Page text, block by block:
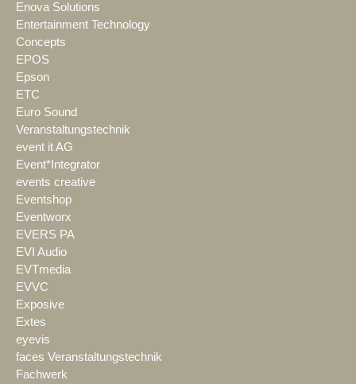
Enova Solutions
Entertainment Technology
Concepts
EPOS
Epson
ETC
Euro Sound
Veranstaltungstechnik
event it AG
Event*Integrator
events creative
Eventshop
Eventworx
EVERS PA
EVI Audio
EVTmedia
EVVC
Exposive
Extes
eyevis
faces Veranstaltungstechnik
Fachwerk